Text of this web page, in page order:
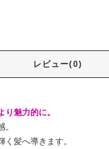
レビュー(0)
魅力的に。
髪へ導きます。